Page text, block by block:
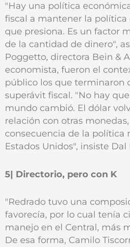
"Hay una política
fiscal a mantener la política
que presiona. Es un factor
de la cantidad de dinero",
Poggetto, directora Bein &
economista, fueron el
público los que terminaron
superávit fiscal. "No hay
mundo cambió. El dólar
relación con otras
consecuencia de la política
Estados Unidos", insiste
5| Directorio, pero con K
"Redrado tuvo una
favorecía, por lo cual tenía
manejo en el Central, más
De esa forma, Camilo